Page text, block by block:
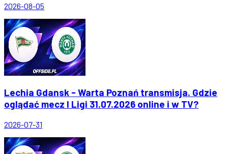
2026-08-05
Lechia Gdansk - Warta Poznań transmisja. Gdzie
oglądać mecz I Ligi 31.07.2026 online i w TV?
2026-07-31